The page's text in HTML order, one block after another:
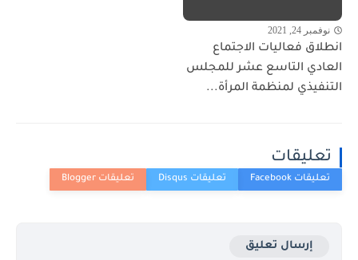
نوفمبر 24, 2021
انطلاق فعاليات الاجتماع
العادي التاسع عشر للمجلس
التنفيذي لمنظمة المرأة...
تعليقات
إرسال تعليق